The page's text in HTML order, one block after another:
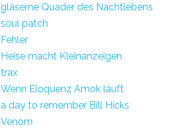
gläserne Quader des Nachtlebens
soul patch
Fehler
Heise macht Kleinanzeigen
trax
Wenn Eloquenz Amok läuft
a day to remember Bill Hicks
Venom